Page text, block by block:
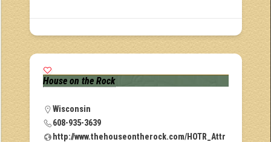
House on the Rock
Wisconsin
608-935-3639
http://www.thehouseontherock.com/HOTR_Attr